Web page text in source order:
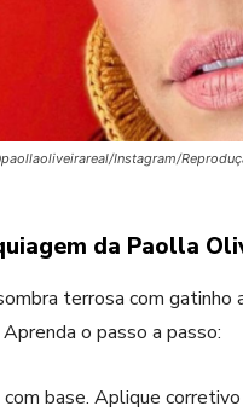
Instagram/
da Paolla
terrosa com
o passo a passo:
base. Aplique